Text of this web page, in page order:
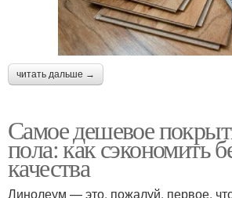
читать дальше →
Самое дешевое
пола: как сэкономить
качества
Линолеум — это, пожалуй, первое,